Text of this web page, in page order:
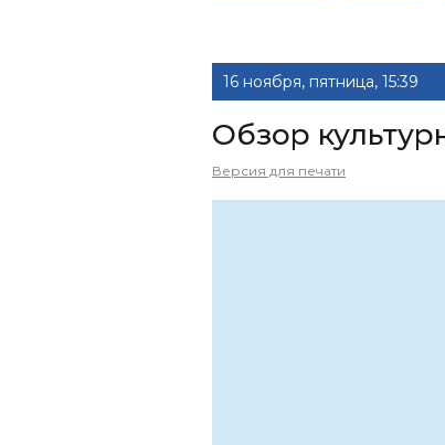
16 ноября, пятница, 15:39
Обзор
Версия для печати